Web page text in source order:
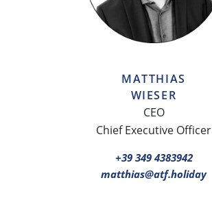
MATTHIAS
WIESER
CEO
Chief Executive Officer
+39 349 4383942
matthias@atf.holiday